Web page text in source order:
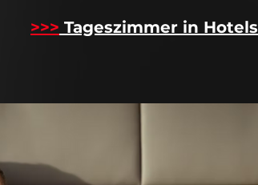
>>> Tageszimmer in Hotels